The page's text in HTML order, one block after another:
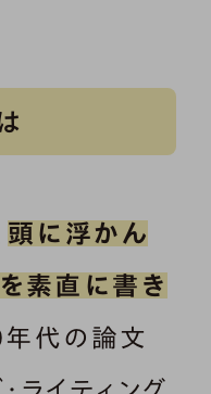
頭に浮かん
素直に書き
年代の論文